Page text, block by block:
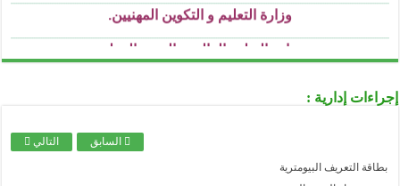
وزارة التعليم العالي و البحث العملي
وزارة التربية الوطنية
إجراءات إدارية :
التالي السابق
بطاقة التعريف البيومترية